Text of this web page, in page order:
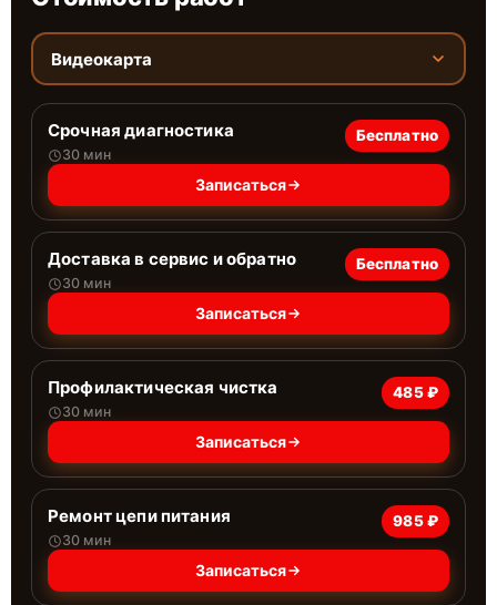
Видеокарта
Срочная диагностика
30 мин
Бесплатно
Записаться
Доставка в сервис и обратно
30 мин
Бесплатно
Записаться
Профилактическая чистка
30 мин
485 ₽
Записаться
Ремонт цепи питания
30 мин
985 ₽
Записаться